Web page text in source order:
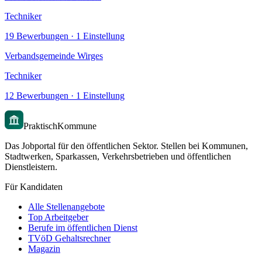
Techniker
19 Bewerbungen · 1 Einstellung
Verbandsgemeinde Wirges
Techniker
12 Bewerbungen · 1 Einstellung
PraktischKommune
Das Jobportal für den öffentlichen Sektor. Stellen bei Kommunen,
Stadtwerken, Sparkassen, Verkehrsbetrieben und öffentlichen
Dienstleistern.
Für Kandidaten
Alle Stellenangebote
Top Arbeitgeber
Berufe im öffentlichen Dienst
TVöD Gehaltsrechner
Magazin